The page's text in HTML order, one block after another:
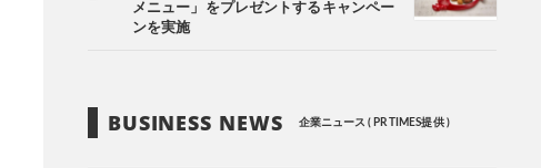
メニュー」をプレゼントするキャンペー
ンを実施
BUSINESS NEWS 企業ニュース ( PR TIMES提供 )